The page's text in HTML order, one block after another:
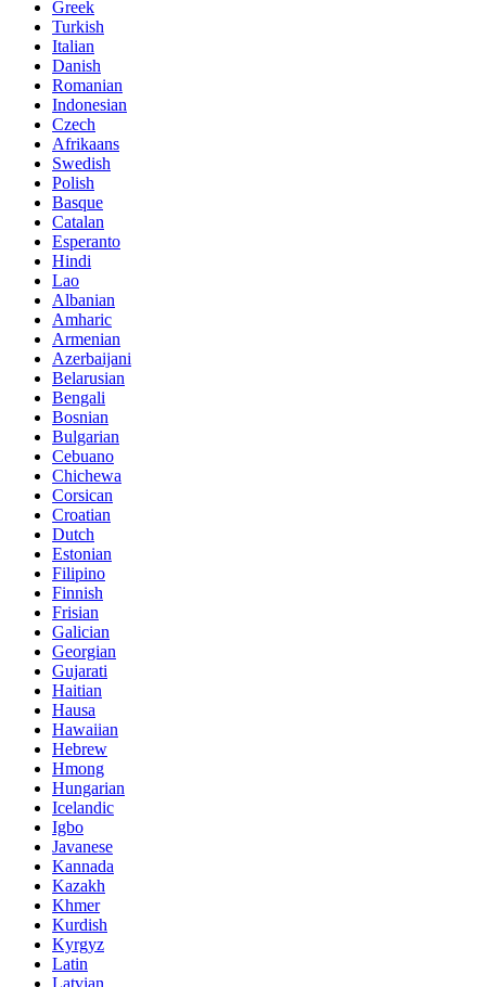
Greek
Turkish
Italian
Danish
Romanian
Indonesian
Czech
Afrikaans
Swedish
Polish
Basque
Catalan
Esperanto
Hindi
Lao
Albanian
Amharic
Armenian
Azerbaijani
Belarusian
Bengali
Bosnian
Bulgarian
Cebuano
Chichewa
Corsican
Croatian
Dutch
Estonian
Filipino
Finnish
Frisian
Galician
Georgian
Gujarati
Haitian
Hausa
Hawaiian
Hebrew
Hmong
Hungarian
Icelandic
Igbo
Javanese
Kannada
Kazakh
Khmer
Kurdish
Kyrgyz
Latin